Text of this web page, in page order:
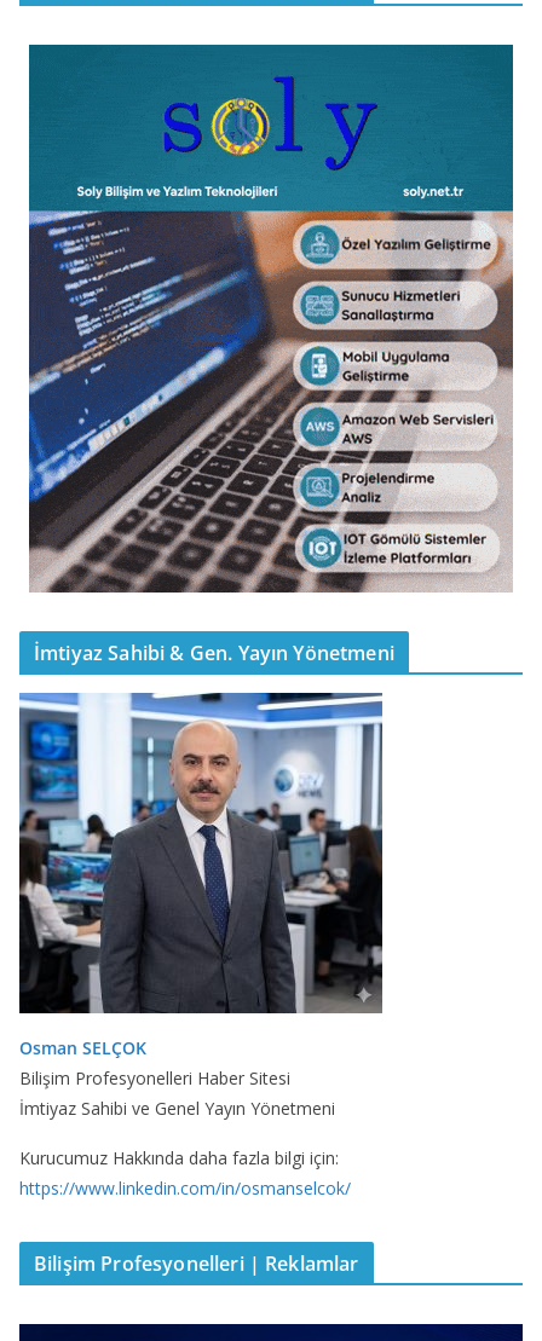
İmtiyaz Sahibi & Gen. Yayın Yönetmeni
Osman SELÇOK
Bilişim Profesyonelleri Haber Sitesi
İmtiyaz Sahibi ve Genel Yayın Yönetmeni
Kurucumuz Hakkında daha fazla bilgi için:
https://www.linkedin.com/in/osmanselcok/
Bilişim Profesyonelleri | Reklamlar